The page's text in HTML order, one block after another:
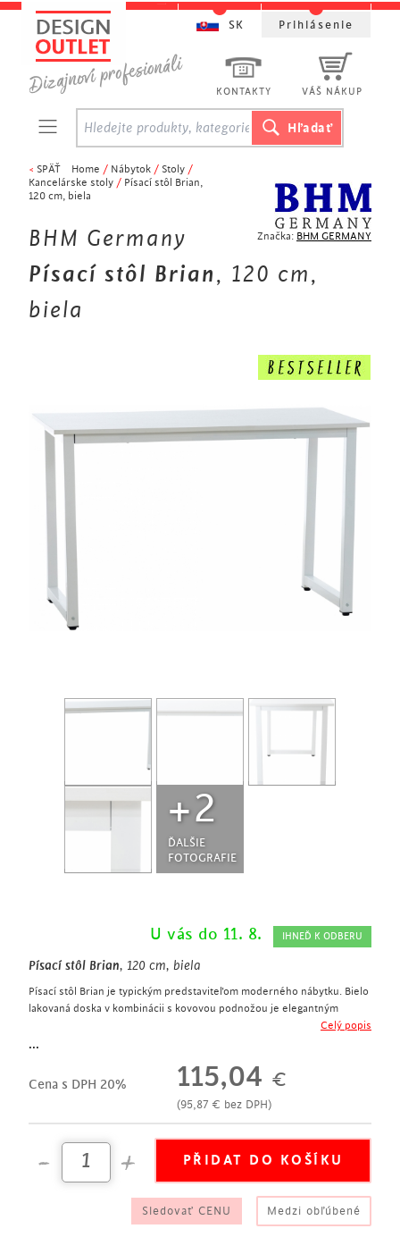
Značka: BHM GERMANY
< SPÄŤ Home / Nábytok / Stoly /
Kancelárske stoly / Písací stôl Brian,
120 cm, biela
BHM Germany
Písací stôl Brian, 120 cm,
biela
+2
ĎALŠIE
FOTOGRAFIE
U vás do 11. 8. IHNEĎ K ODBERU
Písací stôl Brian, 120 cm, biela
Písací stôl Brian je typickým predstaviteľom moderného nábytku. Bielo
lakovaná doska v kombinácii s kovovou podnožou je elegantným
vyrobený z MDFv bielej farbe
podnož z kovu v bielej farbe
hodí sa do pracovne či detskej izby
...
Celý popis
Cena s DPH 20% 115,04 €
(95,87 € bez DPH)
Sledovať CENU Medzi obľúbené
KONTAKTY VÁŠ NÁKUP
SK Prihlásenie